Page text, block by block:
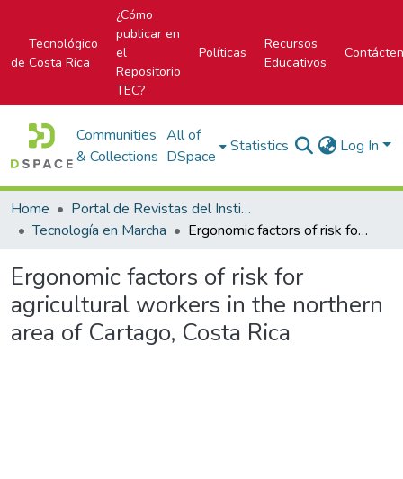
Tecnológico
de Costa Rica
¿Cómo
publicar en
el
Repositorio
TEC?
Políticas
Recursos
Educativos
Communities
& Collections
All of
DSpace
Statistics Log In
Home
Portal de Revistas del Instituto Tecnológico de Costa Rica
Tecnología en Marcha
Ergonomic factors of risk for agricultural workers in the northern area of Cartago, Costa Rica
Ergonomic factors of risk for
agricultural workers in the northern
area of Cartago, Costa Rica